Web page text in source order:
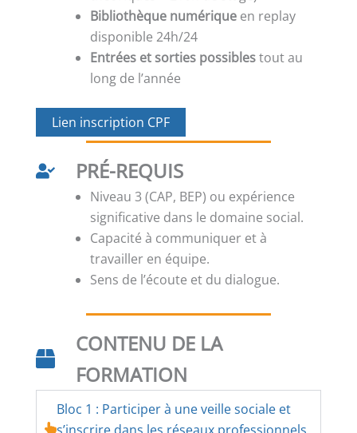
Bibliothèque numérique en replay
disponible 24h/24
Entrées et sorties possiblestout au
long de l’année
Lien inscription CPF
PRÉ-REQUIS
Niveau 3 (CAP, BEP) ou expérience
significative dans le domaine social.
Capacité à communiquer et à
travailler en équipe.
Sens de l’écoute et du dialogue.
CONTENU DE LA
FORMATION
Bloc 1 : Participer à une veille sociale et